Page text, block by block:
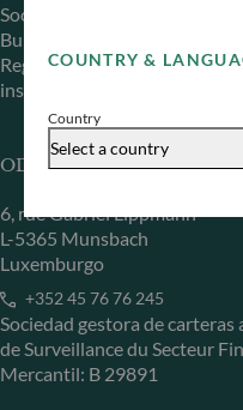
COUNTRY &
Country
Select a country
Sociedad Gestora de
Bundesanstalt für
Registro Comercial: HRB
instancia de Düsseldorf
ODDO BHF Asset
6, rue Gabriel Lippmann
L-5365 Munsbach
Luxemburgo
+352 45 76 76 245
Sociedad gestora de
de Surveillance du Secteur
Mercantil: B 29891